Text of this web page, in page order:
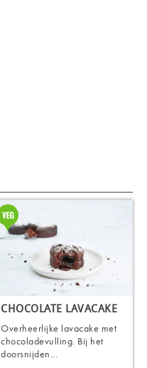
CHOCOLATE LAVACAKE
Overheerlijke lavacake met
chocoladevulling. Bij het
doorsnijden...